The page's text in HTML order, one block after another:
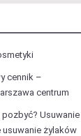
cennik –
centrum
pozbyć? Usuwanie
usuwanie żylaków